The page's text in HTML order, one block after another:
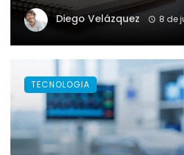
Diego Velázquez 8 de
TECNOLOGIA